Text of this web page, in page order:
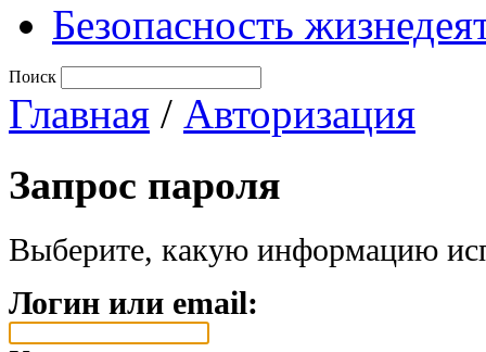
Безопасность
Поиск
Главная / Авторизация
Запрос пароля
Выберите, какую информацию
Логин или email: